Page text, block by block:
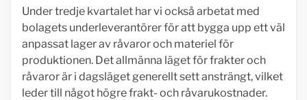
Under tredje kvartalet har vi också arbetat med
bolagets underleverantörer för att bygga upp ett väl
anpassat lager av råvaror och materiel för
produktionen. Det allmänna läget för frakter och
råvaror är i dagsläget generellt sett ansträngt, vilket
leder till något högre frakt- och råvarukostnader.